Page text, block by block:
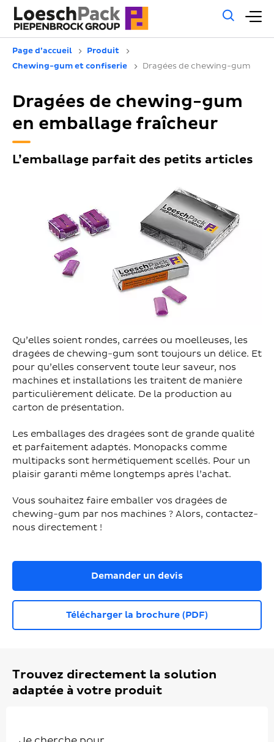
Page d’accueil
Produit
Chewing-gum et confiserie
Dragées de chewing-gum
Dragées de chewing-gum
en emballage fraîcheur
L’emballage parfait des petits articles
Qu’elles soient rondes, carrées ou moelleuses, les
dragées de chewing-gum sont toujours un délice. Et
pour qu’elles conservent toute leur saveur, nos
machines et installations les traitent de manière
particulièrement délicate. De la production au
carton de présentation.
Les emballages des dragées sont de grande qualité
et parfaitement adaptés. Monopacks comme
multipacks sont hermétiquement scellés. Pour un
plaisir garanti même longtemps après l’achat.
Vous souhaitez faire emballer vos dragées de
chewing-gum par nos machines ? Alors, contactez-
nous directement !
Demander un devis
Télécharger la brochure (PDF)
Trouvez directement la solution
adaptée à votre produit